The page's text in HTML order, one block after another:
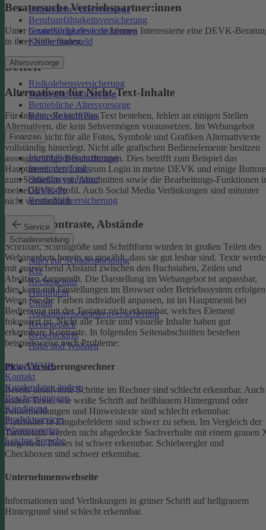
Betriebliche Altersvorsorge
Berufsunfähigkeitsversicherung
Grundfähigkeitsversicherung
Krankentagegeld
Altersvorsorge
Risikolebensversicherung
Sterbegeldversicherung
Betriebliche Altersvorsorge
Rente ZukunftPlus
Finanzen
Immobilienfinanzierung
Investmentfonds
SmartInvest Junior
Girokonto
Restschuldversicherung
Service
Schadenmeldung
Alles zur Schadenmeldung
Kfz
Rechtsschutz
Haftpflicht
Unfall
Auslandsreisekrankenversicherung
Reisegepäck
Reiserücktritt
Haus und Wohnen
meineDEVK
Kontakt
Kundendaten ändern
Bescheinigungen
Kündigung
Produktservices
Wissenswertes
Leichte Sprache
Beratersuche Vertriebspartner:innen
Unter beratersuche.devk.dekönnen Interessierte eine DEVK-
in ihrer Nähe finden.
Sehen
Alternativen für Nicht-Text-Inhalte
Für Inhalte, die nicht aus Text bestehen, fehlen an einigen Stellen
Alternativen, die kein Sehvermögen voraussetzen. Im Webangebot
sind noch nicht für alle Fotos, Symbole und Grafiken Alternativtexte
vollständig hinterlegt. Nicht alle grafischen Bedienelemente besitzen
aussagekräftige Beschriftungen. Dies betrifft zum Beispiel das
Hauptmenü, den Link zum Login in meine DEVK und einige
zum Schließen von Abschnitten sowie die Bearbeitungs-Funktionen
meineDEVK-Profil. Auch Social Media Verlinkungen sind mitunter
nicht verständlich.
Schrift, Kontraste, Abstände
Schriftart, Schriftgröße und Schriftform wurden in großen Teilen des
Webangebots bereits so gewählt, dass sie gut lesbar sind. Texte
mit ausreichend Abstand zwischen den Buchstaben, Zeilen und
Absätzen dargestellt. Die Darstellung im Webangebot ist anpassbar,
dies kann mit Einstellungen im Browser oder Betriebssystem
Wenn Sie die Farben individuell anpassen, ist im Hauptmenü bei
Bedienung mit der Tastatur nicht erkennbar, welches Element
fokussiert ist.Nicht alle Texte und visuelle Inhalte haben gut
erkennbare Kontraste. In folgenden Seitenabschnitten bestehen
beispielsweise noch Probleme:
Pkw-Versicherungsrechner
Bereits absolvierte Schritte im Rechner sind schlecht erkennbar. Auch
andere Texte, wie weiße Schrift auf hellblauem Hintergrund oder
Fehlermeldungen und Hinweistexte sind schlecht erkennbar.
Platzhalter in Eingabefeldern sind schwer zu sehen. Im Vergleich der
Tarifdetails werden nicht abgedeckte Sachverhalte mit einem grauen
dargestellt. Dieses ist schwer erkennbar. Schieberegler und
Checkboxen sind schwer erkennbar.
Unternehmenswebseite
Informationen und Verlinkungen in grüner Schrift auf hellgrauem
Hintergrund sind schlecht erkennbar.